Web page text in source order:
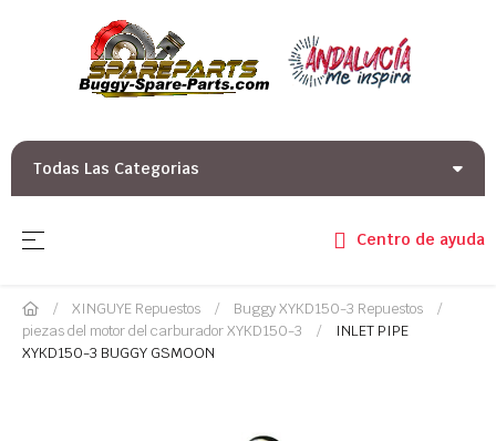
Todas Las Categorias
Navegación de palanca
☰ Centro de ayuda
XINGUYE Repuestos
Buggy XYKD150-3 Repuestos
piezas del motor del carburador XYKD150-3
INLET PIPE
XYKD150-3 BUGGY GSMOON